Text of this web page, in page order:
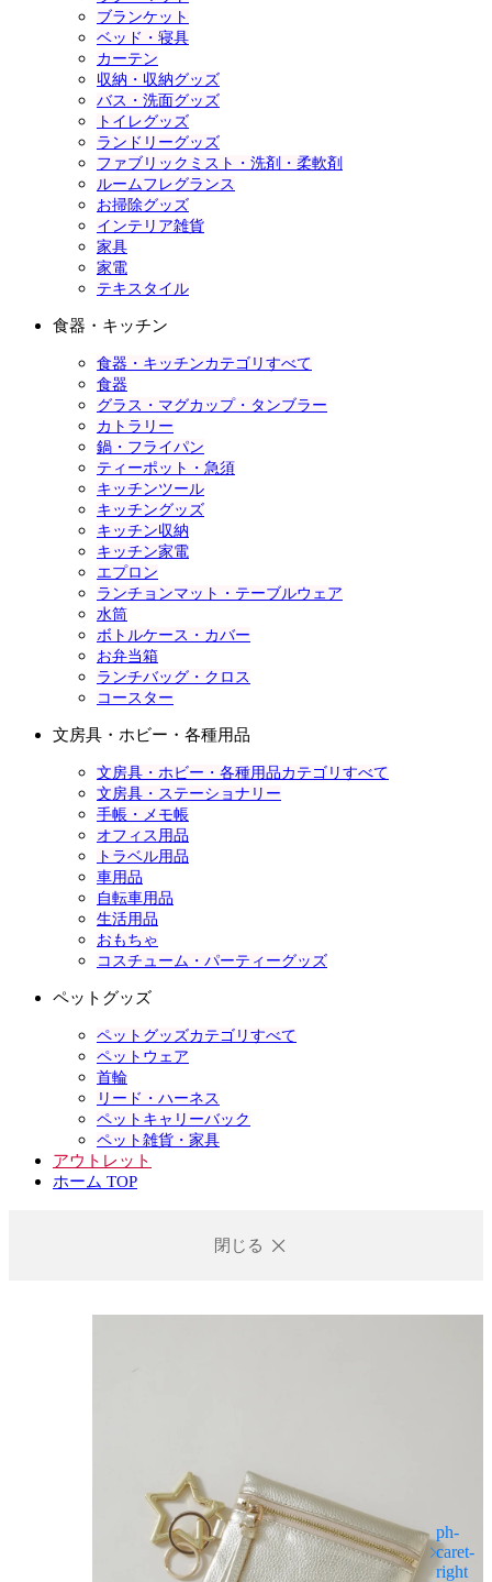
ブランケット
ベッド・寝具
カーテン
収納・収納グッズ
バス・洗面グッズ
トイレグッズ
ランドリーグッズ
ファブリックミスト・洗剤・柔軟剤
ルームフレグランス
お掃除グッズ
インテリア雑貨
家具
家電
テキスタイル
食器・キッチン
食器・キッチンカテゴリすべて
食器
グラス・マグカップ・タンブラー
カトラリー
鍋・フライパン
ティーポット・急須
キッチンツール
キッチングッズ
キッチン収納
キッチン家電
エプロン
ランチョンマット・テーブルウェア
水筒
ボトルケース・カバー
お弁当箱
ランチバッグ・クロス
コースター
文房具・ホビー・各種用品
文房具・ホビー・各種用品カテゴリすべて
文房具・ステーショナリー
手帳・メモ帳
オフィス用品
トラベル用品
車用品
自転車用品
生活用品
おもちゃ
コスチューム・パーティーグッズ
ペットグッズ
ペットグッズカテゴリすべて
ペットウェア
首輪
リード・ハーネス
ペットキャリーバック
ペット雑貨・家具
アウトレット
ホーム TOP
閉じる